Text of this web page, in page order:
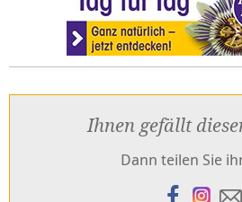
Ihnen gefällt
Dann teilen Sie